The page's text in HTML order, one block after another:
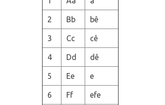
2 Bb bê
3 Cc cê
4 Dd dê
5 Ee e
6 Ff efe